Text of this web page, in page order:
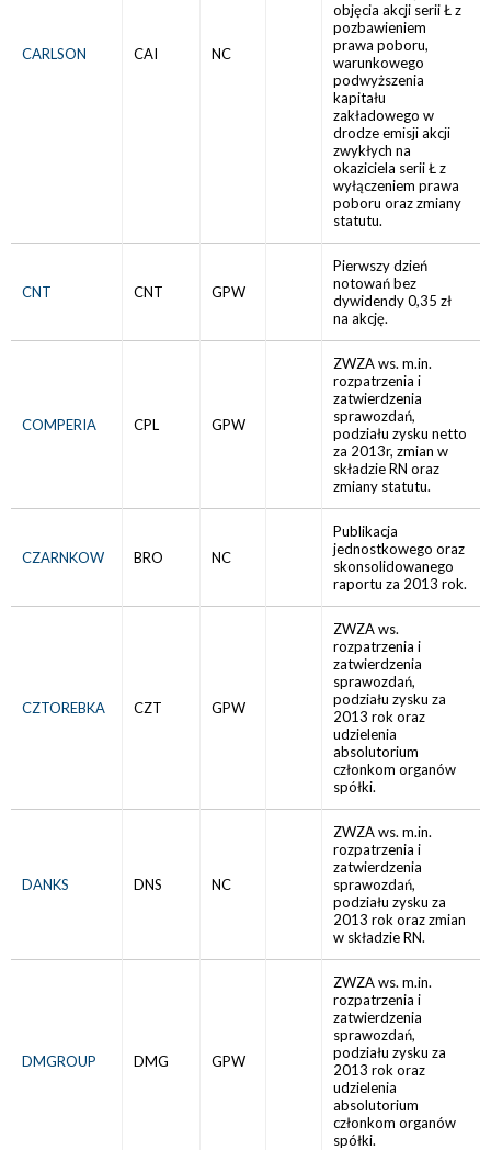
CARLSON CAI NC
objęcia akcji serii Ł z
pozbawieniem
prawa poboru,
warunkowego
podwyższenia
kapitału
zakładowego w
drodze emisji akcji
zwykłych na
okaziciela serii Ł z
wyłączeniem prawa
poboru oraz zmiany
statutu.
CNT CNT GPW
Pierwszy dzień
notowań bez
dywidendy 0,35 zł
na akcję.
COMPERIA CPL GPW
ZWZA ws. m.in.
rozpatrzenia i
zatwierdzenia
sprawozdań,
podziału zysku netto
za 2013r, zmian w
składzie RN oraz
zmiany statutu.
CZARNKOW BRO NC
Publikacja
jednostkowego oraz
skonsolidowanego
raportu za 2013 rok.
CZTOREBKA CZT GPW
ZWZA ws.
rozpatrzenia i
zatwierdzenia
sprawozdań,
podziału zysku za
2013 rok oraz
udzielenia
absolutorium
członkom organów
spółki.
DANKS DNS NC
ZWZA ws. m.in.
rozpatrzenia i
zatwierdzenia
sprawozdań,
podziału zysku za
2013 rok oraz zmian
w składzie RN.
DMGROUP DMG GPW
ZWZA ws. m.in.
rozpatrzenia i
zatwierdzenia
sprawozdań,
podziału zysku za
2013 rok oraz
udzielenia
absolutorium
członkom organów
spółki.